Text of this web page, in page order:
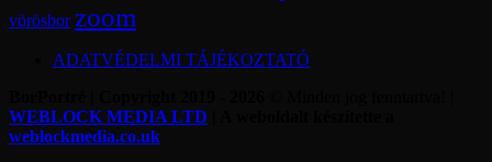
vörösbor zoom
ADATVÉDELMI TÁJÉKOZTATÓ
WEBLOCK MEDIA LTD
weblockmedia.co.uk